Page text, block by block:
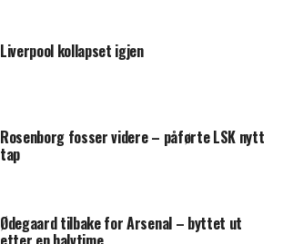
Liverpool kollapset igjen
Rosenborg fosser videre – påførte LSK nytt
tap
Ødegaard tilbake for Arsenal – byttet ut